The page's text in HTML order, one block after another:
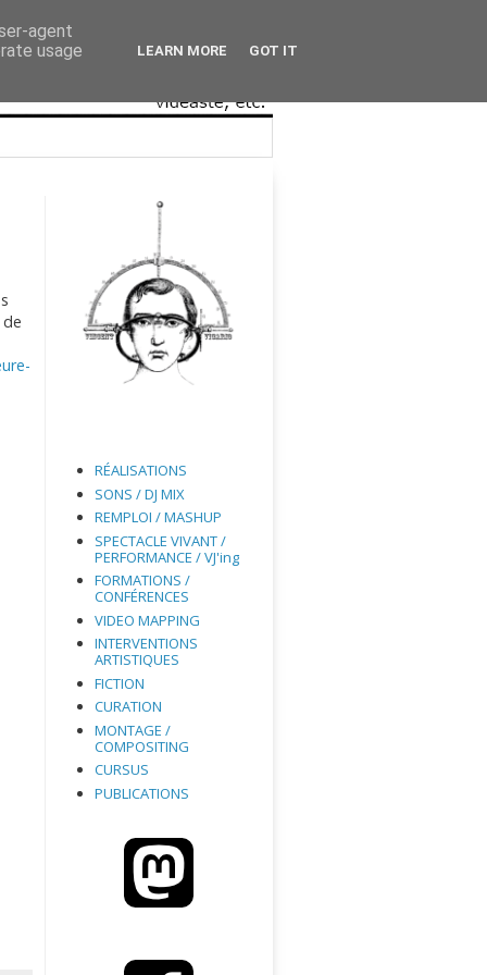
RÉALISATIONS
SONS / DJ MIX
REMPLOI / MASHUP
SPECTACLE VIVANT /
PERFORMANCE / VJ'ing
FORMATIONS /
CONFÉRENCES
VIDEO MAPPING
INTERVENTIONS
ARTISTIQUES
FICTION
CURATION
MONTAGE /
COMPOSITING
CURSUS
PUBLICATIONS
agent
usage
LEARN MORE GOT IT